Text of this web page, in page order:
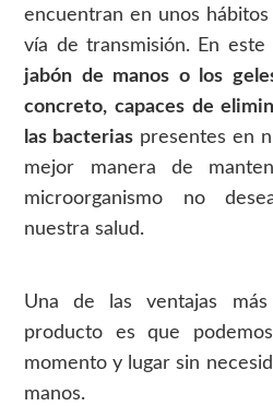
encuentran en unos
vía de transmisión. En
jabón de manos o los
concreto, capaces de
las bacterias presentes en
mejor manera de
microorganismo no
nuestra salud.
Una de las ventajas
producto es que
momento y lugar sin
manos.